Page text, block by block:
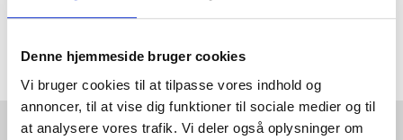
Denne hjemmeside bruger cookies
Vi bruger cookies til at tilpasse vores indhold og
annoncer, til at vise dig funktioner til sociale medier og til
at analysere vores trafik. Vi deler også oplysninger om
hvorefter temperaturen reduceres til 180°C i ca. 50 min.,